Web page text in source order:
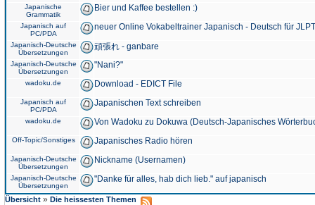
Japanische
Grammatik
Bier und Kaffee bestellen :)
Japanisch auf
PC/PDA
neuer Online Vokabeltrainer Japanisch - Deutsch für
Japanisch-Deutsche
Übersetzungen
頑張れ - ganbare
Japanisch-Deutsche
Übersetzungen
"Nani?"
wadoku.de Download - EDICT File
Japanisch auf
PC/PDA
Japanischen Text schreiben
wadoku.de Von Wadoku zu Dokuwa (Deutsch-Japanisches
Off-Topic/Sonstiges Japanisches Radio hören
Japanisch-Deutsche
Übersetzungen
Nickname (Usernamen)
Japanisch-Deutsche
Übersetzungen
"Danke für alles, hab dich lieb." auf japanisch
Übersicht » Die heissesten Themen